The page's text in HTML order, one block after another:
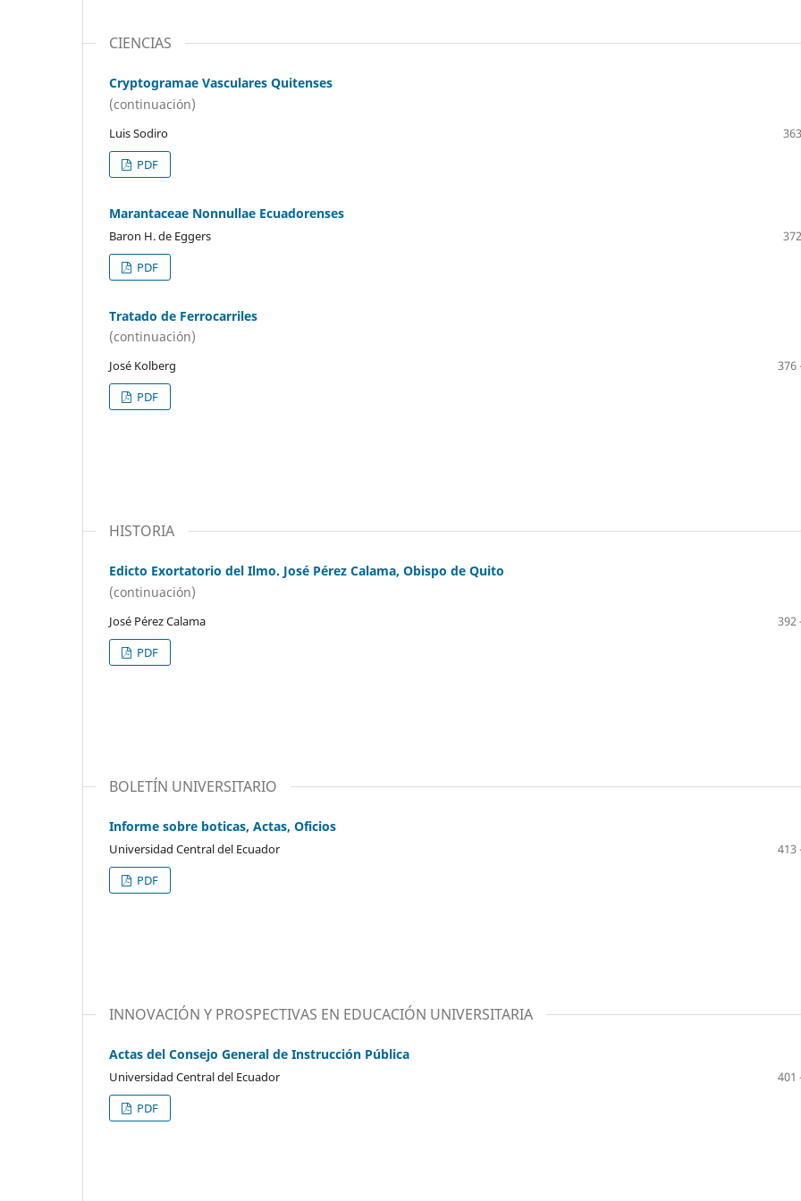
CIENCIAS
Cryptogramae Vasculares Quitenses
(continuación)
Luis Sodiro
PDF
Marantaceae Nonnullae Ecuadorenses
Baron H. de Eggers
PDF
Tratado de Ferrocarriles
(continuación)
José Kolberg
376
PDF
HISTORIA
Edicto Exortatorio del Ilmo. José Pérez Calama, Obispo de Quito
(continuación)
José Pérez Calama
392
PDF
BOLETÍN UNIVERSITARIO
Informe sobre boticas, Actas, Oficios
Universidad Central del Ecuador
413
PDF
INNOVACIÓN Y PROSPECTIVAS EN EDUCACIÓN UNIVERSITARIA
Actas del Consejo General de Instrucción Pública
Universidad Central del Ecuador
401
PDF